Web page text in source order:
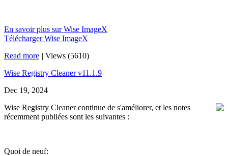
En savoir plus sur Wise ImageX
Télécharger Wise ImageX
Read more | Views (5610)
Wise Registry Cleaner v11.1.9
Dec 19, 2024
Wise Registry Cleaner continue de s'améliorer, et les notes
récemment publiées sont les suivantes :
Quoi de neuf: